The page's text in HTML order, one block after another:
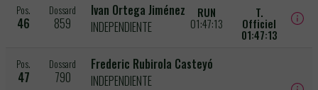
Pos.
46
Dossard
859
Ivan Ortega Jiménez
INDEPENDIENTE
RUN
01:47:13
T.
Officiel
01:47:13
Pos.
47
Dossard
790
Frederic Rubirola Casteyó
INDEPENDIENTE